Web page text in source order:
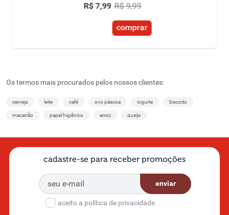
R$ 7,99 R$ 9,99
comprar
Os termos mais procurados pelos nossos clientes:
cerveja leite café ovo páscoa iogurte biscoito
macarrão papel higiênico arroz queijo
cadastre-se para receber promoções
enviar
aceito a política de privacidade